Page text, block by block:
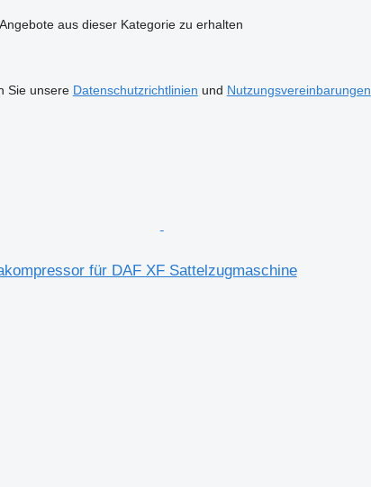
aus dieser Kategorie zu erhalten
Sie unsere Datenschutzrichtlinien und Nutzungsvereinbarungen
für DAF XF Sattelzugmaschine